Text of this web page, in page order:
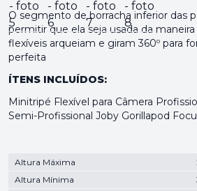
O segmento de borracha inferior das
permitir que ela seja usada da
flexíveis arqueiam e giram 360º para
perfeita
ÍTENS INCLUÍDOS:
Minitripé Flexível para Câmera
Semi-Profissional Joby Gorillapod
Altura Máxima
Altura Mínima